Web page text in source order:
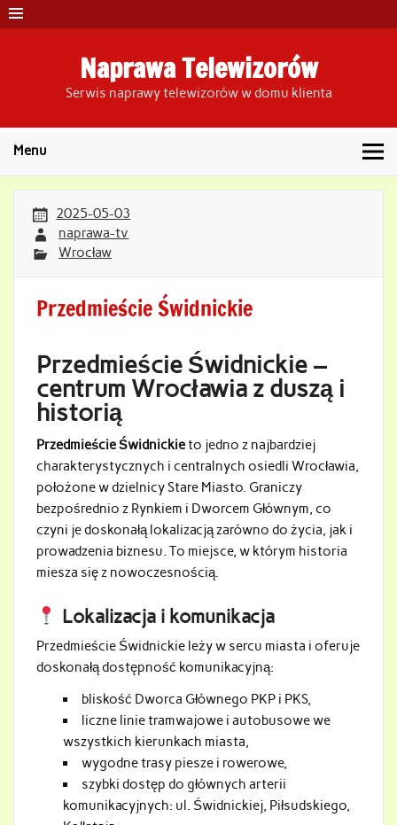
Skip
to
content
Naprawa Telewizorów
Serwis naprawy telewizorów w domu klienta
Menu
2025-05-03
naprawa-tv
Wrocław
Przedmieście Świdnickie
Przedmieście Świdnickie –
centrum Wrocławia z duszą i
historią
Przedmieście Świdnickieto jedno z najbardziej
charakterystycznych i centralnych osiedli Wrocławia,
położone w dzielnicy Stare Miasto. Graniczy
bezpośrednio z Rynkiem i Dworcem Głównym, co
czyni je doskonałą lokalizacją zarówno do życia, jak i
prowadzenia biznesu. To miejsce, w którym historia
miesza się z nowoczesnością.
Lokalizacja i komunikacja
Przedmieście Świdnickie leży w sercu miasta i oferuje
doskonałą dostępność komunikacyjną:
bliskość Dworca Głównego PKP i PKS,
liczne linie tramwajowe i autobusowe we
wszystkich kierunkach miasta,
wygodne trasy piesze i rowerowe,
szybki dostęp do głównych arterii
komunikacyjnych: ul. Świdnickiej, Piłsudskiego,